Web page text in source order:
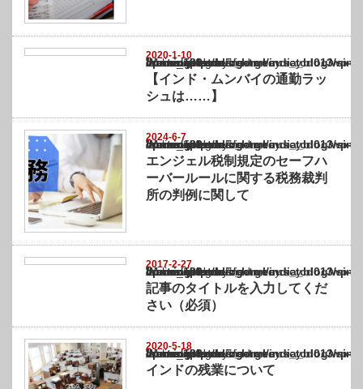
2020-1-10
Warning
: Undefined array key "show_category" in
/home/netst/kuno-cpa.co.jp/public_html/india_blog/wp-content/themes/
on line183
【インド・ムンバイの通勤ラッ
シュは……】
2024-6-7
Warning
: Undefined array key "show_category" in
/home/netst/kuno-cpa.co.jp/public_html/india_blog/wp-content/themes/
on line183
エンジェル税制規定のセーフハ
ーバールールに関する税務裁判
所の判例に関して
2017-2-27
Warning
: Undefined array key "show_category" in
/home/netst/kuno-cpa.co.jp/public_html/india_blog/wp-content/themes/
on line183
記事のタイトルを入力してくだ
さい（必須）
2020-5-18
Warning
: Undefined array key "show_category" in
/home/netst/kuno-cpa.co.jp/public_html/india_blog/wp-content/themes/
on line183
インドの残業について